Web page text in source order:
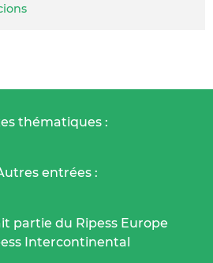
thématiques :
entrées :
partie du Ripess Europe
Intercontinental